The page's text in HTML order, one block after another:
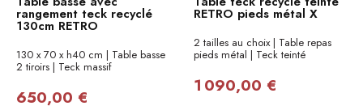
rangement teck recyclé
130cm RETRO
130 x 70 x h40 cm | Table basse
2 tiroirs | Teck massif
650,00 €
RETRO pieds métal X
2 tailles au choix | Table repas
pieds métal | Teck teinté
1 090,00 €